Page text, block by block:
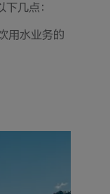
几点：
用水业务的